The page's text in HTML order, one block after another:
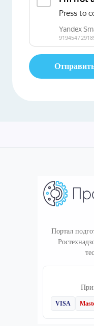
Портал
VISA